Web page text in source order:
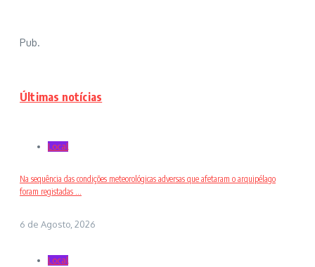
Pub.
Últimas notícias
Local
Na sequência das condições meteorológicas adversas que afetaram o arquipélago
foram registadas ...
6 de Agosto, 2026
Local